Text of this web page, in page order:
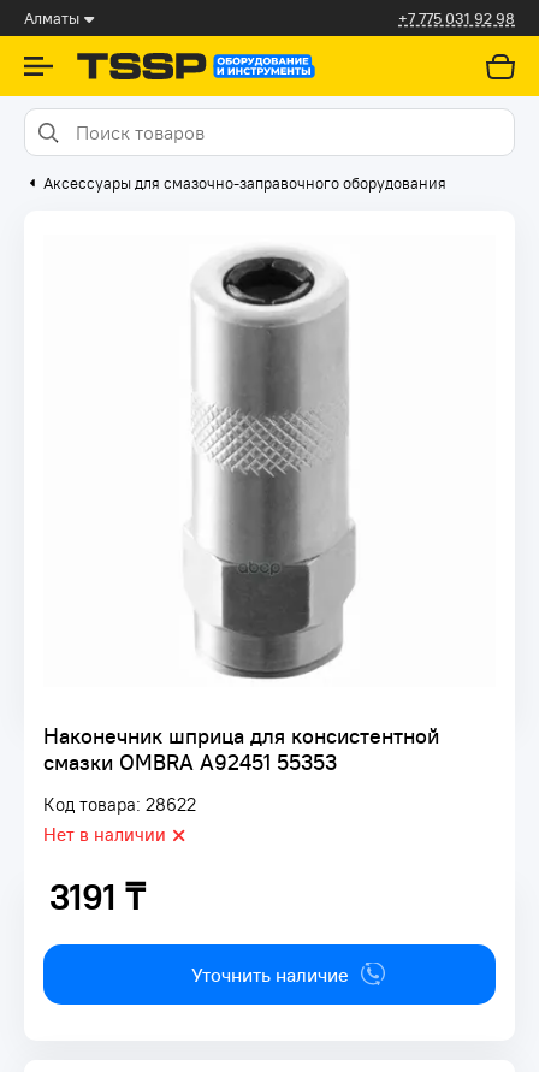
Алматы +7 775 031 92 98
Аксессуары для смазочно-заправочного оборудования
Наконечник шприца для консистентной
смазки OMBRA A92451 55353
Код товара: 28622
Нет в наличии
3191 ₸
3191 ₸
Уточнить наличие